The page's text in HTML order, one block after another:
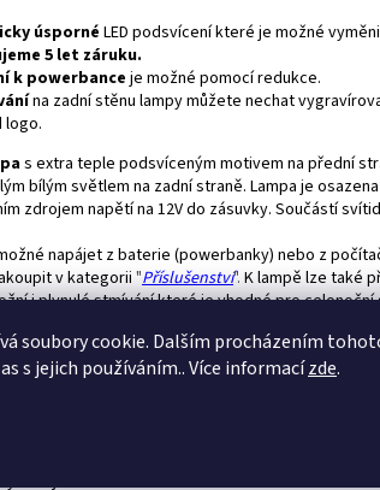
soubory cookie. Dalším procházením
s jejich používáním.. Více informacízde.
úspornéLED podsvícení které je možné
5 let záruku.
k powerbanceje možné pomocí redukce.
na zadní stěnu lampy můžete nechat
logo.
s extra teple podsvíceným motivem na přední
bílým světlem na zadní straně. Lampa je osazena
zdrojem napětí na 12V do zásuvky. Součástí
napájet z baterie (powerbanky) nebo z
v kategorii "Příslušenství". K lampě lze také
i plynulé stmívání které je vhodné pro
kdy lampičku necháme svítit celou noc, případně
v kategorii"Příslušenství".